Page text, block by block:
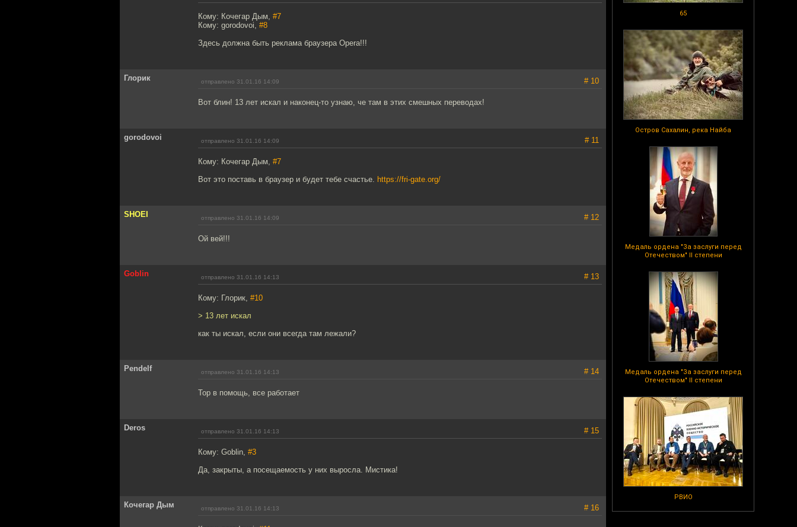
65
Остров Сахалин, река Найба
Медаль ордена "За заслуги перед
Отечеством" II степени
Медаль ордена "За заслуги перед
Отечеством" II степени
РВИО
Кому: Кочегар Дым, #7
Кому: gorodovoi, #8
Здесь должна быть реклама браузера Opera!!!
Глорик отправлено 31.01.16 14:09 # 10
Вот блин! 13 лет искал и наконец-то узнаю, че там в этих смешных переводах!
gorodovoi отправлено 31.01.16 14:09 # 11
Кому: Кочегар Дым, #7
Вот это поставь в браузер и будет тебе счастье. https://fri-gate.org/
SHOEI отправлено 31.01.16 14:09 # 12
Ой вей!!!
Goblin отправлено 31.01.16 14:13 # 13
Кому: Глорик, #10
> 13 лет искал
как ты искал, если они всегда там лежали?
Pendelf отправлено 31.01.16 14:13 # 14
Тор в помощь, все работает
Deros отправлено 31.01.16 14:13 # 15
Кому: Goblin, #3
Да, закрыты, а посещаемость у них выросла. Мистика!
Кочегар Дым отправлено 31.01.16 14:13 # 16